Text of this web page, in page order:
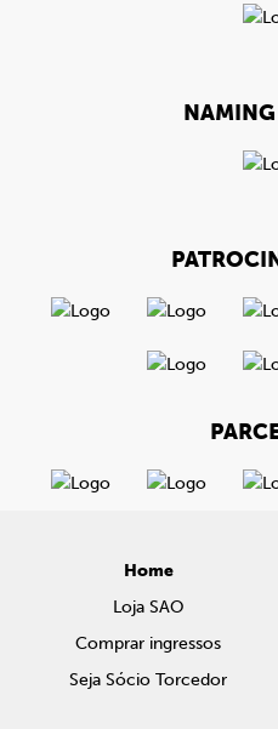
Home
Loja SAO
Comprar ingressos
Seja Sócio Torcedor